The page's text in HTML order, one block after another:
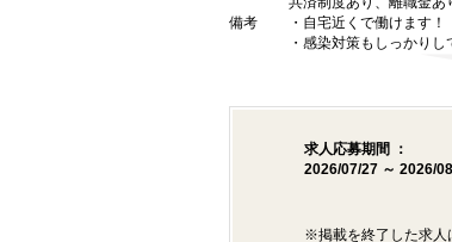
備考
・自宅近くで働けます！
・感染対策もしっかり
求人応募期間 ：
2026/07/27 ～ 2026/
※掲載を終了した求人